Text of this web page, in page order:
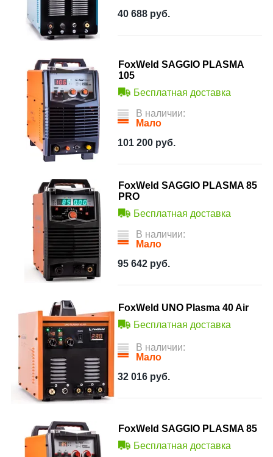
40 688 руб.
FoxWeld SAGGIO PLASMA
105
Бесплатная доставка
В наличии:
Мало
101 200 руб.
FoxWeld SAGGIO PLASMA 85
PRO
Бесплатная доставка
В наличии:
Мало
95 642 руб.
FoxWeld UNO Plasma 40 Air
Бесплатная доставка
В наличии:
Мало
32 016 руб.
FoxWeld SAGGIO PLASMA 85
Бесплатная доставка